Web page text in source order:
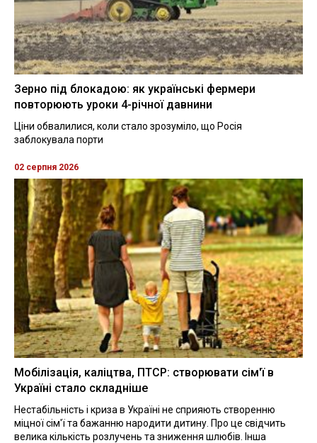
Зерно під блокадою: як українські фермери
повторюють уроки 4-річної давнини
Ціни обвалилися, коли стало зрозуміло, що Росія
заблокувала порти
02 серпня 2026
Мобілізація, каліцтва, ПТСР: створювати сім'ї в
Україні стало складніше
Нестабільність і криза в Україні не сприяють створенню
міцної сім'ї та бажанню народити дитину. Про це свідчить
велика кількість розлучень та зниження шлюбів. Інша